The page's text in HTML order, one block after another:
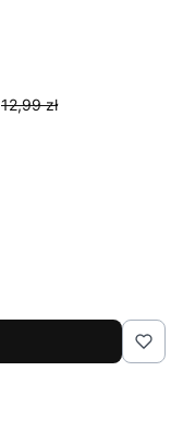
12,99 zł